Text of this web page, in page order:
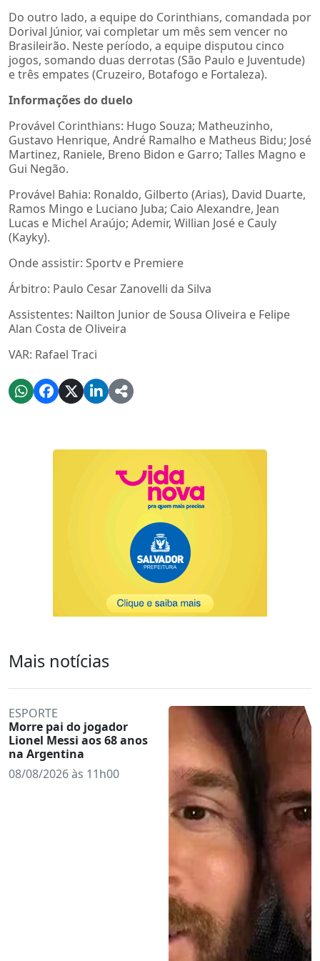
Do outro lado, a equipe do Corinthians, comandada por
Dorival Júnior, vai completar um mês sem vencer no
Brasileirão. Neste período, a equipe disputou cinco
jogos, somando duas derrotas (São Paulo e Juventude)
e três empates (Cruzeiro, Botafogo e Fortaleza).
Informações do duelo
Provável Corinthians: Hugo Souza; Matheuzinho,
Gustavo Henrique, André Ramalho e Matheus Bidu; José
Martinez, Raniele, Breno Bidon e Garro; Talles Magno e
Gui Negão.
Provável Bahia: Ronaldo, Gilberto (Arias), David Duarte,
Ramos Mingo e Luciano Juba; Caio Alexandre, Jean
Lucas e Michel Araújo; Ademir, Willian José e Cauly
(Kayky).
Onde assistir: Sportv e Premiere
Árbitro: Paulo Cesar Zanovelli da Silva
Assistentes: Nailton Junior de Sousa Oliveira e Felipe
Alan Costa de Oliveira
VAR: Rafael Traci
Mais notícias
ESPORTE
Morre pai do jogador
Lionel Messi aos 68 anos
na Argentina
08/08/2026 às 11h00